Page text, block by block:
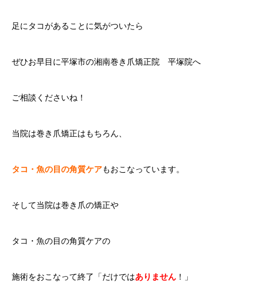
足にタコがあることに気がついたら
ぜひお早目に平塚市の湘南巻き爪矯正院 平塚院へ
ご相談くださいね！
当院は巻き爪矯正はもちろん、
タコ・魚の目の角質ケアもおこなっています。
そして当院は巻き爪の矯正や
タコ・魚の目の角質ケアの
施術をおこなって終了「だけではありません ！」